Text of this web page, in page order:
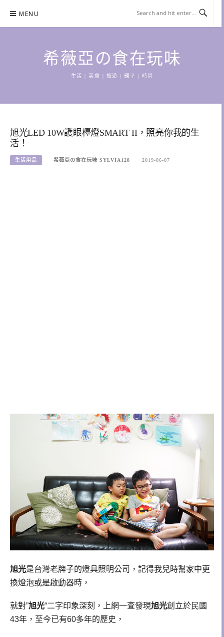
content
MENU
希薇亞の食在玩味
生活 | 美食 | 旅遊 | 親子 | 時尚
旭光LED 10W護眼檯燈SMART II，照亮你我的生
活！
生活用品 希薇亞の食在玩味 SYLVIA128 2019-06-07
旭光是台灣老牌子的燈具照明公司，記得我兒時幫家中更
換燈泡或是啟動器時，
就對”旭光“二字印象深刻，上網一查發現旭光創立於民國
43年，至今已有60多年的歷史，